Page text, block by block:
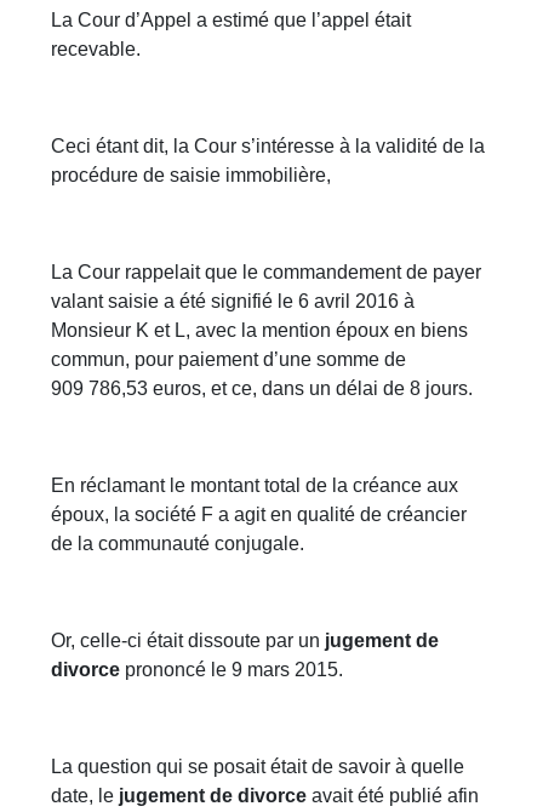
La Cour d’Appel a estimé que l’appel était
recevable.
Ceci étant dit, la Cour s’intéresse à la validité de la
procédure de saisie immobilière,
La Cour rappelait que le commandement de payer
valant saisie a été signifié le 6 avril 2016 à
Monsieur K et L, avec la mention époux en biens
commun, pour paiement d’une somme de
909 786,53 euros, et ce, dans un délai de 8 jours.
En réclamant le montant total de la créance aux
époux, la société F a agit en qualité de créancier
de la communauté conjugale.
Or, celle-ci était dissoute par un jugement de
divorce prononcé le 9 mars 2015.
La question qui se posait était de savoir à quelle
date, le jugement de divorce avait été publié afin